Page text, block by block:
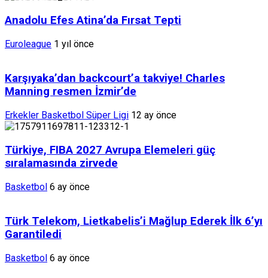
Anadolu Efes Atina’da Fırsat Tepti
Euroleague 1 yıl önce
Karşıyaka’dan backcourt’a takviye! Charles
Manning resmen İzmir’de
Erkekler Basketbol Süper Ligi 12 ay önce
Türkiye, FIBA 2027 Avrupa Elemeleri güç
sıralamasında zirvede
Basketbol 6 ay önce
Türk Telekom, Lietkabelis’i Mağlup Ederek İlk 6’yı
Garantiledi
Basketbol 6 ay önce